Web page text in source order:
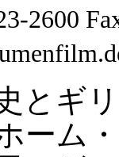
2600
とギ
ーム